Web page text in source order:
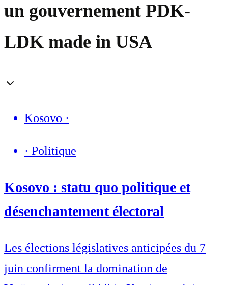
un gouvernement PDK-
LDK made in USA
Kosovo ·
· Politique
Kosovo : statu quo politique et
désenchantement électoral
Les élections législatives anticipées du 7
juin confirment la domination de